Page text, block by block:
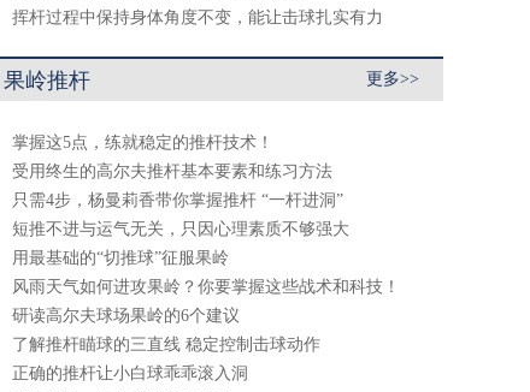
挥杆过程中保持身体角度不变，能让击球扎实有力
果岭推杆 更多>>
掌握这5点，练就稳定的推杆技术！
受用终生的高尔夫推杆基本要素和练习方法
只需4步，杨曼莉香带你掌握推杆 “一杆进洞”
短推不进与运气无关，只因心理素质不够强大
用最基础的“切推球”征服果岭
风雨天气如何进攻果岭？你要掌握这些战术和科技！
研读高尔夫球场果岭的6个建议
了解推杆瞄球的三直线 稳定控制击球动作
正确的推杆让小白球乖乖滚入洞